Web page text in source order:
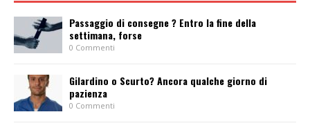
Passaggio di consegne ? Entro la fine della
settimana, forse
0 Commenti
Gilardino o Scurto? Ancora qualche giorno di
pazienza
0 Commenti